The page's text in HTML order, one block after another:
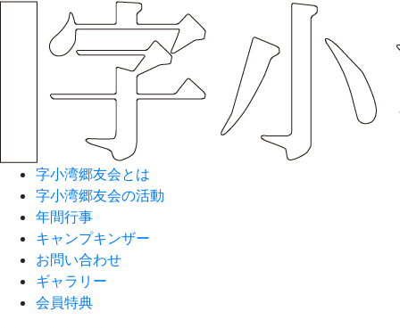
字小湾郷友会とは
字小湾郷友会の活動
年間行事
キャンプキンザー
お問い合わせ
ギャラリー
会員特典